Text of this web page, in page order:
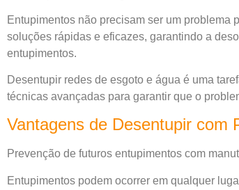
Entupimentos não precisam ser um problema
soluções rápidas e eficazes, garantindo a
entupimentos.
Desentupir redes de esgoto e água é uma
técnicas avançadas para garantir que o
Vantagens de Desentupir com
Prevenção de futuros entupimentos com
Entupimentos podem ocorrer em qualquer